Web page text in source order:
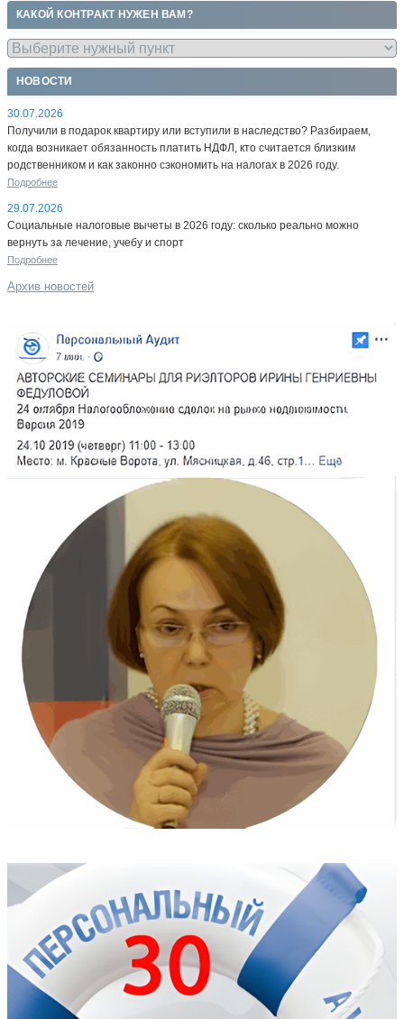
КАКОЙ КОНТРАКТ НУЖЕН ВАМ?
НОВОСТИ
30.07.2026
Получили в подарок квартиру или вступили в наследство? Разбираем,
когда возникает обязанность платить НДФЛ, кто считается близким
родственником и как законно сэкономить на налогах в 2026 году.
Подробнее
29.07.2026
Социальные налоговые вычеты в 2026 году: сколько реально можно
вернуть за лечение, учебу и спорт
Подробнее
Архив новостей